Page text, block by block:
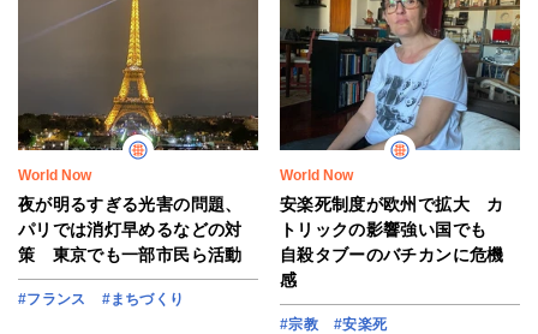
World Now
夜が明るすぎる光害の問題、
パリでは消灯早めるなどの対
策 東京でも一部市民ら活動
#フランス #まちづくり
World Now
安楽死制度が欧州で拡大 カ
トリックの影響強い国でも
自殺タブーのバチカンに危機
感
#宗教 #安楽死